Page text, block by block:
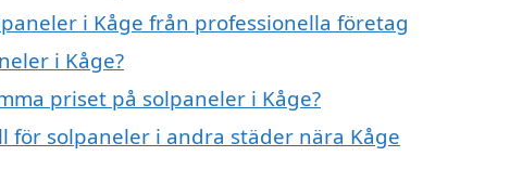
i Kåge från professionella företag
i Kåge?
priset på solpaneler i Kåge?
för solpaneler i andra städer nära Kåge